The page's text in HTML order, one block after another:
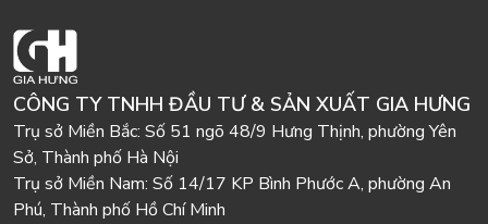
CÔNG TY TNHH ĐẦU TƯ & SẢN XUẤT GIA HƯNG
Trụ sở Miền Bắc: Số 51 ngõ 48/9 Hưng Thịnh, phường Yên
Sở, Thành phố Hà Nội
Trụ sở Miền Nam: Số 14/17 KP Bình Phước A, phường An
Phú, Thành phố Hồ Chí Minh